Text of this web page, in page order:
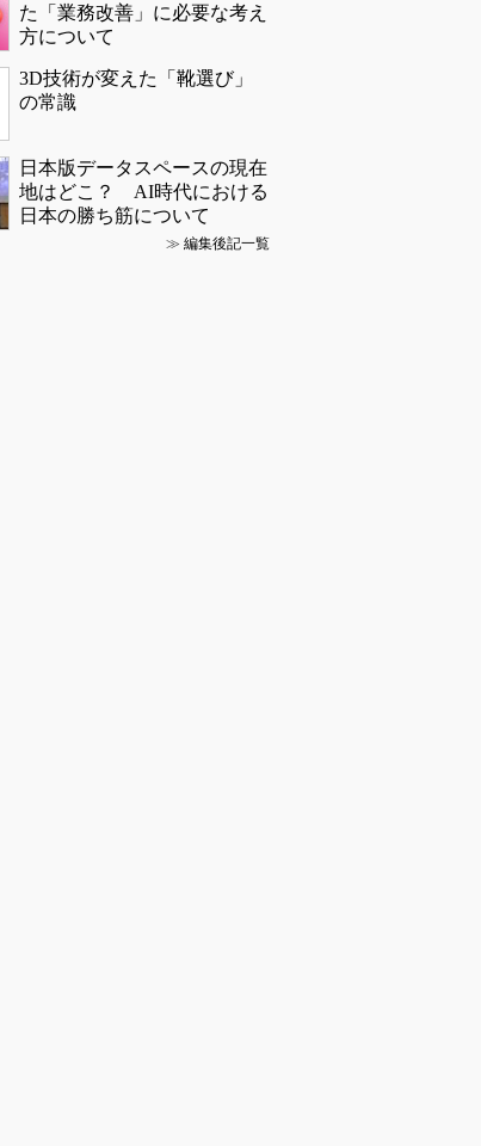
た「業務改善」に必要な考え
方について
3D技術が変えた「靴選び」
の常識
日本版データスペースの現在
地はどこ？ AI時代における
日本の勝ち筋について
≫ 編集後記一覧